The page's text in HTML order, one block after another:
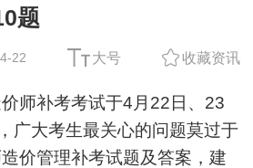
题
22 大号 收藏资讯
师补考考试于4月22日、23
广大考生最关心的问题莫过于
价管理补考试题及答案，建